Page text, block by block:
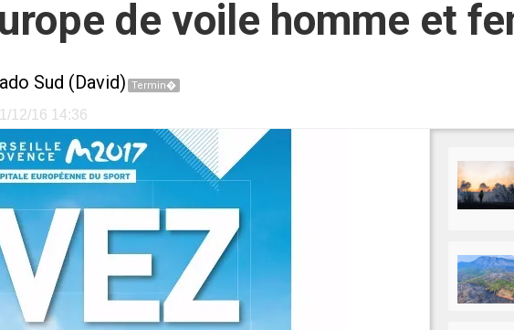
de voile homme et
Sud (David) Termin�
12/16 14:36